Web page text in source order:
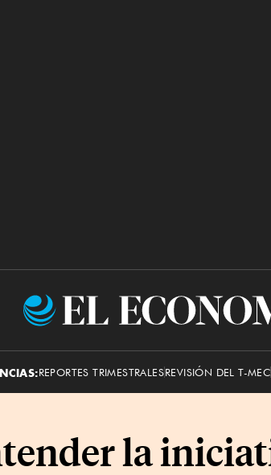
El
REPORTES TRIMESTRALESREVISIÓN DEL T-MEC
la